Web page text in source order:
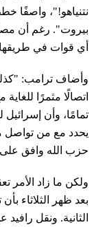
نتنياهو!"، واصفًا
بيروت". رغم أن
أي قوات في
وأضاف ترامب:
اتصالًا مثمرًا
تمامًا، وأن
يحدد مع من تواصل
حزب الله وافق على
بعد ظهر الثلاثاء
الثانية. ونقل